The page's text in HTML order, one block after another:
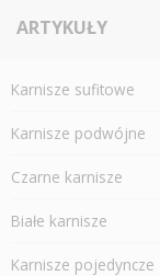
ARTYKUŁY
Karnisze sufitowe
Karnisze podwójne
Czarne karnisze
Białe karnisze
Karnisze pojedyncze